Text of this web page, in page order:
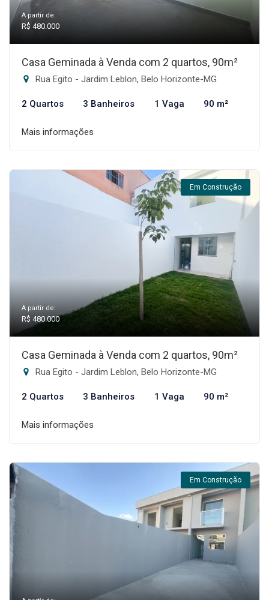
A partir de:
R$ 480.000
Casa Geminada à Venda com 2 quartos, 90m²
Rua Egito - Jardim Leblon, Belo Horizonte-MG
2 Quartos 3 Banheiros 1 Vaga 90 m²
Mais informações
Em Construção
A partir de:
R$ 480.000
Casa Geminada à Venda com 2 quartos, 90m²
Rua Egito - Jardim Leblon, Belo Horizonte-MG
2 Quartos 3 Banheiros 1 Vaga 90 m²
Mais informações
Em Construção